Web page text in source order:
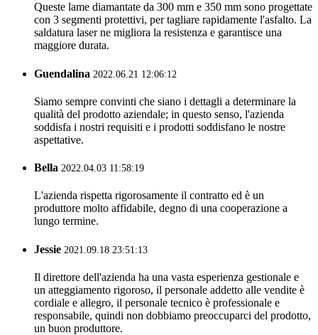
Queste lame diamantate da 300 mm e 350 mm sono progettate
con 3 segmenti protettivi, per tagliare rapidamente l'asfalto. La
saldatura laser ne migliora la resistenza e garantisce una
maggiore durata.
Guendalina 2022.06.21 12:06:12
Siamo sempre convinti che siano i dettagli a determinare la
qualità del prodotto aziendale; in questo senso, l'azienda
soddisfa i nostri requisiti e i prodotti soddisfano le nostre
aspettative.
Bella 2022.04.03 11:58:19
L'azienda rispetta rigorosamente il contratto ed è un
produttore molto affidabile, degno di una cooperazione a
lungo termine.
Jessie 2021.09.18 23:51:13
Il direttore dell'azienda ha una vasta esperienza gestionale e
un atteggiamento rigoroso, il personale addetto alle vendite è
cordiale e allegro, il personale tecnico è professionale e
responsabile, quindi non dobbiamo preoccuparci del prodotto,
un buon produttore.